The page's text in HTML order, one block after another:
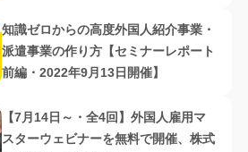
知識ゼロからの高度外国人紹介事業・
派遣事業の作り方【セミナーレポート
前編・2022年9月13日開催】
【7月14日～・全4回】外国人雇用マ
スターウェビナーを無料で開催、株式